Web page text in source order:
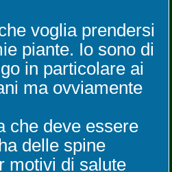
voglia prendersi
piante. Io sono di
in particolare ai
ma ovviamente
che deve essere
delle spine
motivi di salute